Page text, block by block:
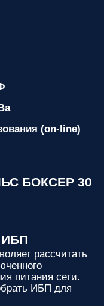
(on-line)
БОКСЕР 30
ИБП
рассчитать
питания сети.
ИБП для